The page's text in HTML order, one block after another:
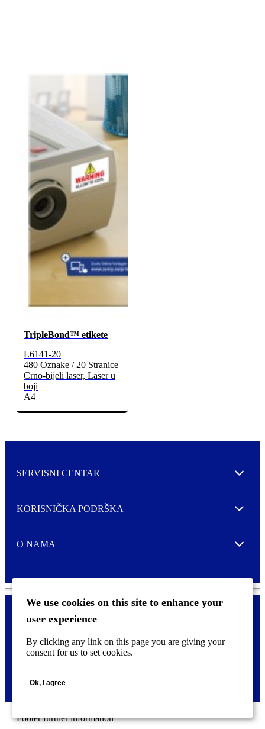
We use cookies on this site to enhance your
user experience
By clicking any link on this page you are giving your
consent for us to set cookies.
Ok, I agree
TripleBond™ etikete
L6141-20
480 Oznake / 20 Stranice
Crno-bijeli laser, Laser u
boji
A4
SERVISNI CENTAR Expand
KORISNIČKA PODRŠKA Expand
O NAMA Expand
o
n
Pravne i tzv. Cookie obavijesti
Footer further information